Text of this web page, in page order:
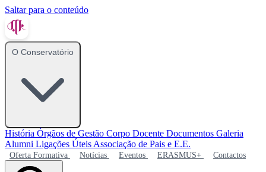
Saltar para o conteúdo
O Conservatório
História Órgãos de Gestão Corpo Docente Documentos Galeria
Alumni Ligações Úteis Associação de Pais e E.E.
Oferta Formativa Notícias Eventos ERASMUS+ Contactos